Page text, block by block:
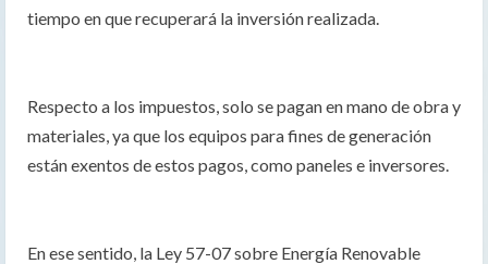
tiempo en que recuperará la inversión realizada.
Respecto a los impuestos, solo se pagan en mano de obra y
materiales, ya que los equipos para fines de generación
están exentos de estos pagos, como paneles e inversores.
En ese sentido, la Ley 57-07 sobre Energía Renovable